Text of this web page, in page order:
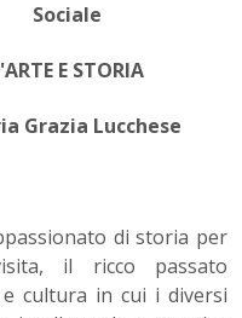
Sociale
E STORIA
Grazia Lucchese
di storia per
il ricco passato
e cultura in cui i diversi